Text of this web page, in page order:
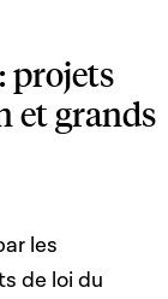
projets
et grands
les
de loi du